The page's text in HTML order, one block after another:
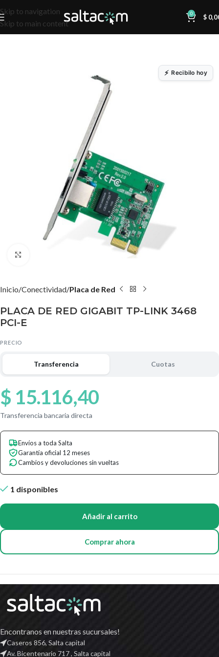
Skip to navigation
Skip to main content
0 $
Recibilo hoy
Inicio Conectividad Placa de Red
PLACA DE RED GIGABIT TP-LINK 3468
PCI-E
PRECIO
Transferencia Cuotas
$ 15.116,40
Transferencia bancaria directa
Envíos a toda Salta
Garantía oficial 12 meses
Cambios y devoluciones sin vueltas
1 disponibles
Añadir al carrito
Comprar ahora
Encontranos en nuestras sucursales!
Caseros 856, Salta capital
Av. Bicentenario 717 , Salta capital